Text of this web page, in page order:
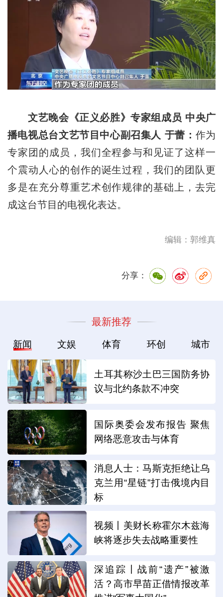
文艺晚会《正义必胜》专家组成员 中央广
播电视总台文艺节目中心副召集人 于蕾： 作为
专家团的成员，我们全程参与和见证了这样一
个震动人心的创作的诞生过程，我们的团队更
多是在充分尊重艺术创作规律的基础上，去完
成这台节目的电视化表达。
编辑：郭维真
分享：
最新推荐
新闻 文娱 体育 环创 城市
土耳其称沙土巴三国防务协
议与北约条款不冲突
国际奥委会发布报告 聚焦
网络恶意攻击与体育
消息人士：马斯克拒绝让乌
克兰用“星链”打击俄境内目
标
视频丨美财长称霍尔木兹海
峡将逐步失去战略重要性
深追踪丨战前“遗产”被激
活？高市早苗正借情报改革